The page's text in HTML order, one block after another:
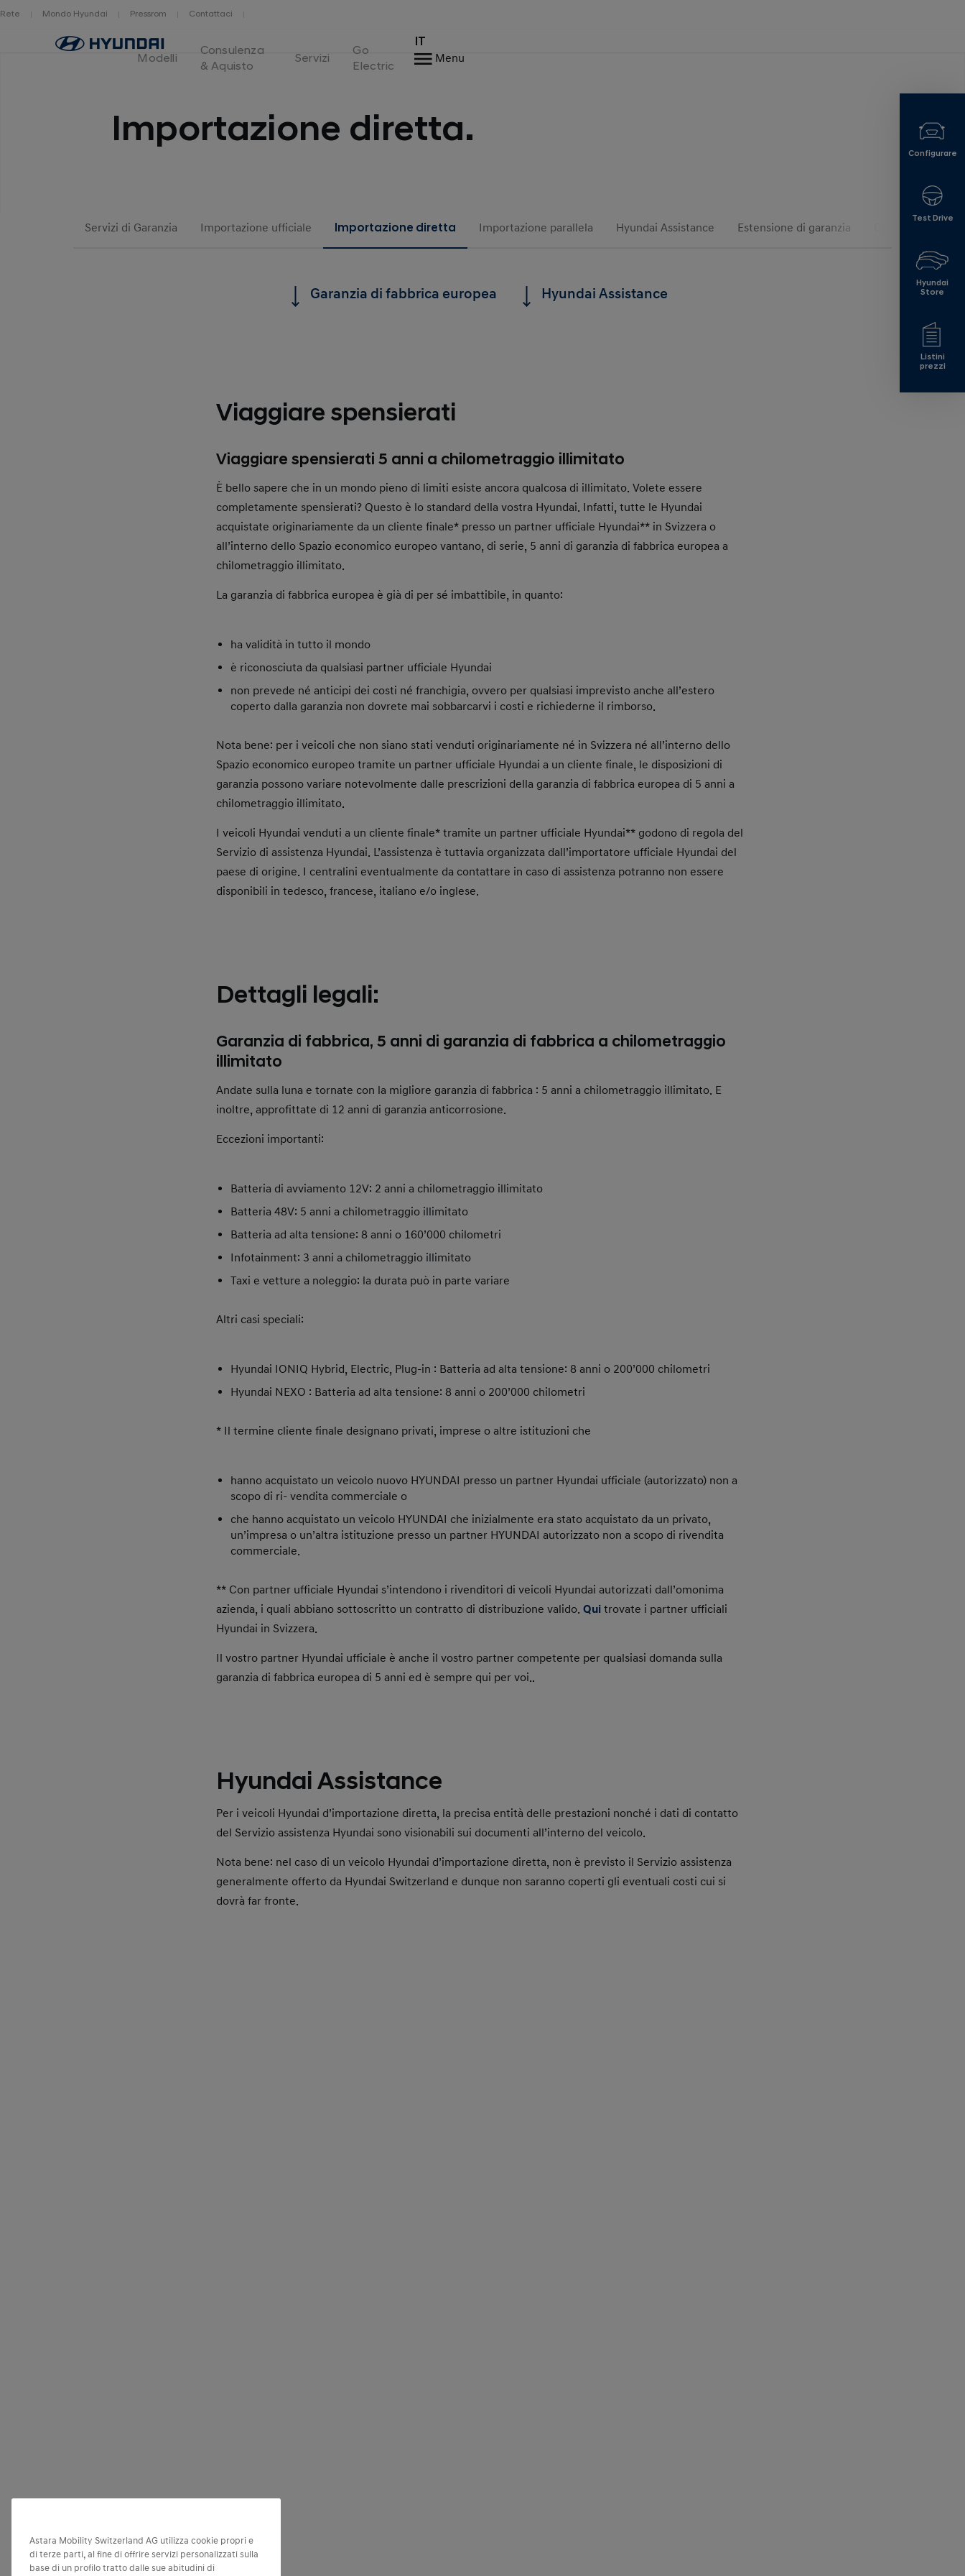
Rete Mondo Hyundai Pressrom Contattaci
Logo
Hyundai
Switzerland
Modelli
Consulenza
& Aquisto
Servizi
Go
Electric
IT
Menu
Importazione diretta.
Servizi di Garanzia Importazione ufficiale Importazione diretta Importazione parallela Hyundai Assistance Estensione di garanzia
Configurare
Test Drive
Hyundai
Store
Listini
prezzi
Garanzia di fabbrica europea Hyundai Assistance
Viaggiare spensierati
Viaggiare spensierati 5 anni a chilometraggio illimitato
È bello sapere che in un mondo pieno di limiti esiste ancora qualcosa di illimitato. Volete essere
completamente spensierati? Questo è lo standard della vostra Hyundai. Infatti, tutte le Hyundai
acquistate originariamente da un cliente finale* presso un partner ufficiale Hyundai** in Svizzera o
all’interno dello Spazio economico europeo vantano, di serie, 5 anni di garanzia di fabbrica europea a
chilometraggio illimitato.
La garanzia di fabbrica europea è già di per sé imbattibile, in quanto:
ha validità in tutto il mondo
è riconosciuta da qualsiasi partner ufficiale Hyundai
non prevede né anticipi dei costi né franchigia, ovvero per qualsiasi imprevisto anche all’estero
coperto dalla garanzia non dovrete mai sobbarcarvi i costi e richiederne il rimborso.
Nota bene: per i veicoli che non siano stati venduti originariamente né in Svizzera né all’interno dello
Spazio economico europeo tramite un partner ufficiale Hyundai a un cliente finale, le disposizioni di
garanzia possono variare notevolmente dalle prescrizioni della garanzia di fabbrica europea di 5 anni a
chilometraggio illimitato.
I veicoli Hyundai venduti a un cliente finale* tramite un partner ufficiale Hyundai** godono di regola del
Servizio di assistenza Hyundai. L’assistenza è tuttavia organizzata dall’importatore ufficiale Hyundai del
paese di origine. I centralini eventualmente da contattare in caso di assistenza potranno non essere
disponibili in tedesco, francese, italiano e/o inglese.
Dettagli legali:
Garanzia di fabbrica, 5 anni di garanzia di fabbrica a chilometraggio
illimitato
Andate sulla luna e tornate con la migliore garanzia di fabbrica : 5 anni a chilometraggio illimitato. E
inoltre, approfittate di 12 anni di garanzia anticorrosione.
Eccezioni importanti:
Batteria di avviamento 12V: 2 anni a chilometraggio illimitato
Batteria 48V: 5 anni a chilometraggio illimitato
Batteria ad alta tensione: 8 anni o 160’000 chilometri
Infotainment: 3 anni a chilometraggio illimitato
Taxi e vetture a noleggio: la durata può in parte variare
Altri casi speciali:
Hyundai IONIQ Hybrid, Electric, Plug-in : Batteria ad alta tensione: 8 anni o 200’000 chilometri
Hyundai NEXO : Batteria ad alta tensione: 8 anni o 200’000 chilometri
* Il termine cliente finale designano privati, imprese o altre istituzioni che
hanno acquistato un veicolo nuovo HYUNDAI presso un partner Hyundai ufficiale (autorizzato) non a
scopo di ri- vendita commerciale o
che hanno acquistato un veicolo HYUNDAI che inizialmente era stato acquistato da un privato,
un’impresa o un’altra istituzione presso un partner HYUNDAI autorizzato non a scopo di rivendita
commerciale.
** Con partner ufficiale Hyundai s’intendono i rivenditori di veicoli Hyundai autorizzati dall’omonima
azienda, i quali abbiano sottoscritto un contratto di distribuzione valido.Qui trovate i partner ufficiali
Hyundai in Svizzera.
Il vostro partner Hyundai ufficiale è anche il vostro partner competente per qualsiasi domanda sulla
garanzia di fabbrica europea di 5 anni ed è sempre qui per voi..
Hyundai Assistance
Per i veicoli Hyundai d’importazione diretta, la precisa entità delle prestazioni nonché i dati di contatto
del Servizio assistenza Hyundai sono visionabili sui documenti all’interno del veicolo.
Nota bene: nel caso di un veicolo Hyundai d’importazione diretta, non è previsto il Servizio assistenza
generalmente offerto da Hyundai Switzerland e dunque non saranno coperti gli eventuali costi cui si
dovrà far fronte.
Astara Mobility Switzerland AG utilizza cookie propri e
di terze parti, al fine di offrire servizi personalizzati sulla
base di un profilo tratto dalle sue abitudini di